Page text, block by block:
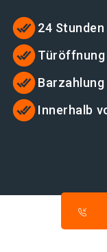
24
Türöffnung
Innerhalb